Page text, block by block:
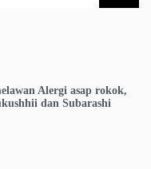
Alergi asap rokok,
dan Subarashi